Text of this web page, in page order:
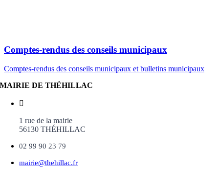
Comptes-rendus des conseils municipaux
Comptes-rendus des conseils municipaux et bulletins municipaux
MAIRIE DE THÉHILLAC
1 rue de la mairie
56130 THÉHILLAC
02 99 90 23 79
mairie@thehillac.fr